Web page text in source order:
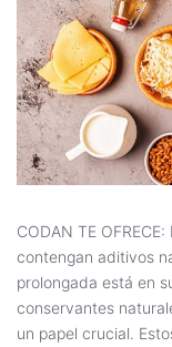
CODAN TE
contengan aditivos
prolongada está en
conservantes
un papel crucial.